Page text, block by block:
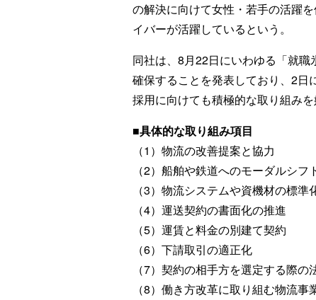
の解決に向けて女性・若手の活躍
イバーが活躍しているという。
同社は、8月22日にいわゆる「就
確保することを発表しており、2日
採用に向けても積極的な取り組みを
■具体的な取り組み項目
（1）物流の改善提案と協力
（2）船舶や鉄道へのモーダルシフ
（3）物流システムや資機材の標準
（4）運送契約の書面化の推進
（5）運賃と料金の別建て契約
（6）下請取引の適正化
（7）契約の相手方を選定する際
（8）働き方改革に取り組む物流事